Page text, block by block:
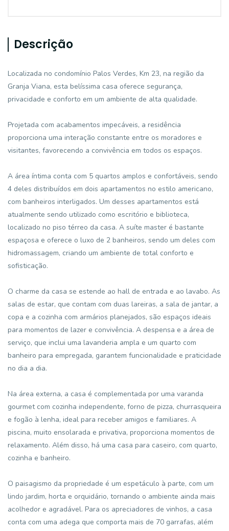
Descrição
Localizada no condomínio Palos Verdes, Km 23, na região da
Granja Viana, esta belíssima casa oferece segurança,
privacidade e conforto em um ambiente de alta qualidade.
Projetada com acabamentos impecáveis, a residência
proporciona uma interação constante entre os moradores e
visitantes, favorecendo a convivência em todos os espaços.
A área íntima conta com 5 quartos amplos e confortáveis, sendo
4 deles distribuídos em dois apartamentos no estilo americano,
com banheiros interligados. Um desses apartamentos está
atualmente sendo utilizado como escritório e biblioteca,
localizado no piso térreo da casa. A suíte master é bastante
espaçosa e oferece o luxo de 2 banheiros, sendo um deles com
hidromassagem, criando um ambiente de total conforto e
sofisticação.
O charme da casa se estende ao hall de entrada e ao lavabo. As
salas de estar, que contam com duas lareiras, a sala de jantar, a
copa e a cozinha com armários planejados, são espaços ideais
para momentos de lazer e convivência. A despensa e a área de
serviço, que inclui uma lavanderia ampla e um quarto com
banheiro para empregada, garantem funcionalidade e praticidade
no dia a dia.
Na área externa, a casa é complementada por uma varanda
gourmet com cozinha independente, forno de pizza, churrasqueira
e fogão à lenha, ideal para receber amigos e familiares. A
piscina, muito ensolarada e privativa, proporciona momentos de
relaxamento. Além disso, há uma casa para caseiro, com quarto,
cozinha e banheiro.
O paisagismo da propriedade é um espetáculo à parte, com um
lindo jardim, horta e orquidário, tornando o ambiente ainda mais
acolhedor e agradável. Para os apreciadores de vinhos, a casa
conta com uma adega que comporta mais de 70 garrafas, além